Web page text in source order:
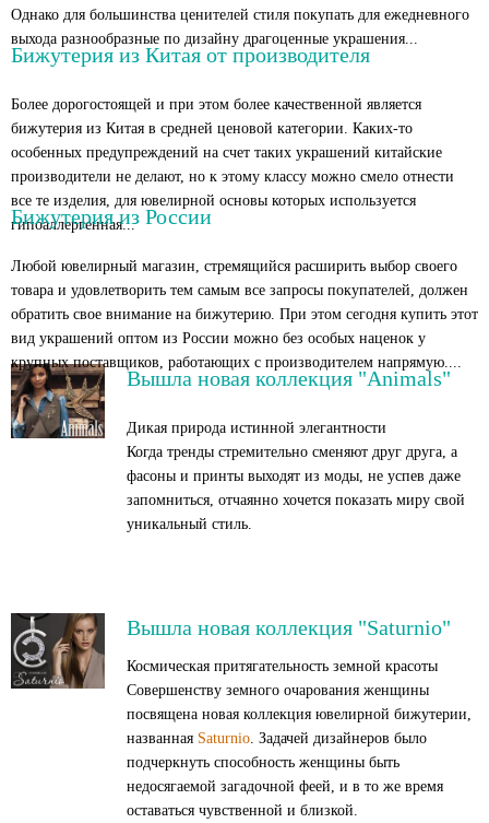
Однако для большинства ценителей стиля покупать для ежедневного
выхода разнообразные по дизайну драгоценные украшения...
Бижутерия из Китая от производителя
Более дорогостоящей и при этом более качественной является
бижутерия из Китая в средней ценовой категории. Каких-то
особенных предупреждений на счет таких украшений китайские
производители не делают, но к этому классу можно смело отнести
все те изделия, для ювелирной основы которых используется
гипоаллергенная...
Бижутерия из России
Любой ювелирный магазин, стремящийся расширить выбор своего
товара и удовлетворить тем самым все запросы покупателей, должен
обратить свое внимание на бижутерию. При этом сегодня купить этот
вид украшений оптом из России можно без особых наценок у
крупных поставщиков, работающих с производителем напрямую....
Вышла новая коллекция "Animals"
Дикая природа истинной элегантности
Когда тренды стремительно сменяют друг друга, а
фасоны и принты выходят из моды, не успев даже
запомниться, отчаянно хочется показать миру свой
уникальный стиль.
Вышла новая коллекция "Saturnio"
Космическая притягательность земной красоты
Совершенству земного очарования женщины
посвящена новая коллекция ювелирной бижутерии,
названная Saturnio. Задачей дизайнеров было
подчеркнуть способность женщины быть
недосягаемой загадочной феей, и в то же время
оставаться чувственной и близкой.